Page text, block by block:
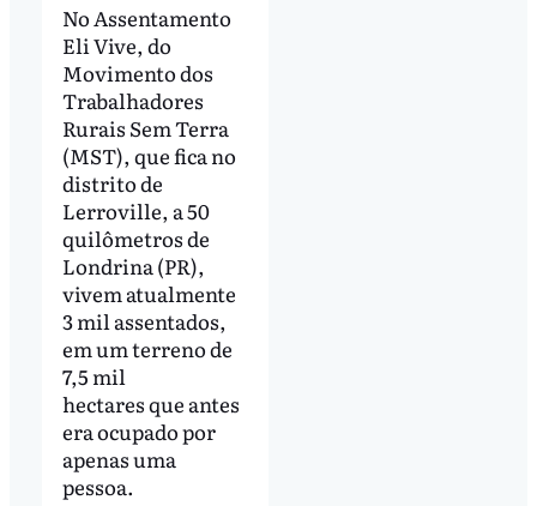
No Assentamento
Eli Vive, do
Movimento dos
Trabalhadores
Rurais Sem Terra
(MST), que fica no
distrito de
Lerroville, a 50
quilômetros de
Londrina (PR),
vivem atualmente
3 mil assentados,
em um terreno de
7,5 mil
hectares que antes
era ocupado por
apenas uma
pessoa.